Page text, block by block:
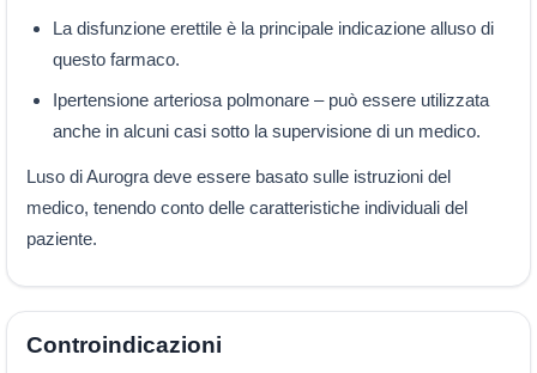
La disfunzione erettile è la principale indicazione alluso di
questo farmaco.
Ipertensione arteriosa polmonare – può essere utilizzata
anche in alcuni casi sotto la supervisione di un medico.
Luso di Aurogra deve essere basato sulle istruzioni del
medico, tenendo conto delle caratteristiche individuali del
paziente.
Controindicazioni